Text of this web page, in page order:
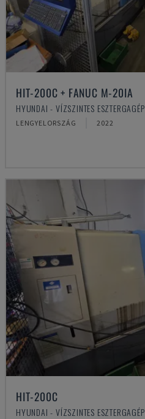
HIT-200C + FANUC M-20IA
HYUNDAI - VÍZSZINTES ESZTERGAGÉP
LENGYELORSZÁG 2022
HIT-200C
HYUNDAI - VÍZSZINTES ESZTERGAGÉP